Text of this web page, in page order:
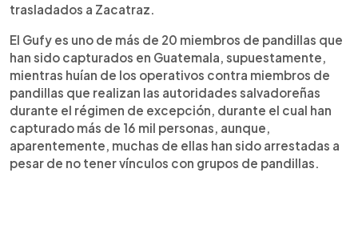
trasladados a Zacatraz.
El Gufy es uno de más de 20 miembros de pandillas que
han sido capturados en Guatemala, supuestamente,
mientras huían de los operativos contra miembros de
pandillas que realizan las autoridades salvadoreñas
durante el régimen de excepción, durante el cual han
capturado más de 16 mil personas, aunque,
aparentemente, muchas de ellas han sido arrestadas a
pesar de no tener vínculos con grupos de pandillas.